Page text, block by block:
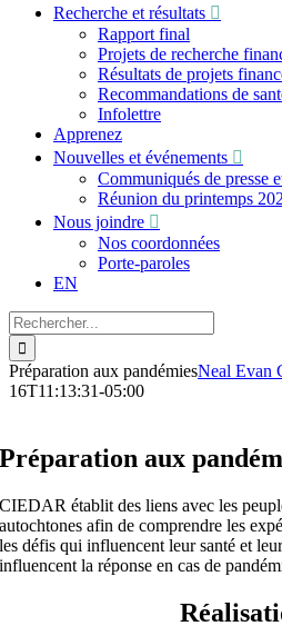
Recherche et résultats
Rapport final
Projets de recherche
Résultats de projets
Recommandations de
Infolettre
Apprenez
Nouvelles et événements
Communiqués de presse
Réunion du printemps
Nous joindre
Nos coordonnées
Porte-paroles
EN
Recherche
sur
le
site
:
Préparation aux pandémiesNeal Evan
16T11:13:31-05:00
Préparation aux
CIEDAR établit des liens avec les
autochtones afin de comprendre les
les défis qui influencent leur santé et
influencent la réponse en cas de